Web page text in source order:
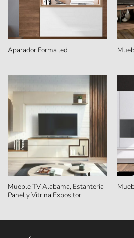
Aparador Forma led
Mueble TV Alabama, Estanteria
Panel y Vitrina Expositor